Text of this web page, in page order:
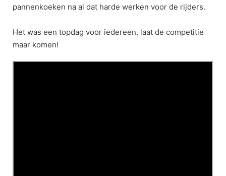
pannenkoeken na al dat harde werken voor de rijders.
Het was een topdag voor iedereen, laat de competitie
maar komen!